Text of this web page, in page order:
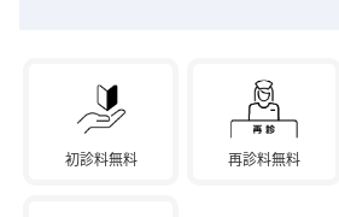
初診料無料 再診料無料